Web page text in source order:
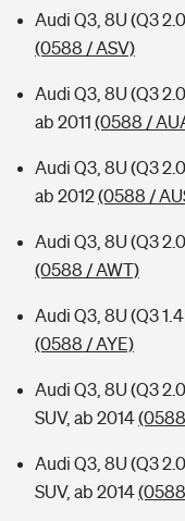
Audi Q3, 8U (Q3
(0588 / ASV)
Audi Q3, 8U (Q3
ab 2011 (0588 /
Audi Q3, 8U (Q3
ab 2012(0588 /
Audi Q3, 8U (Q3
(0588 / AWT)
Audi Q3, 8U (Q3
(0588 / AYE)
Audi Q3, 8U (Q3
SUV, ab 2014
Audi Q3, 8U (Q3
SUV, ab 2014